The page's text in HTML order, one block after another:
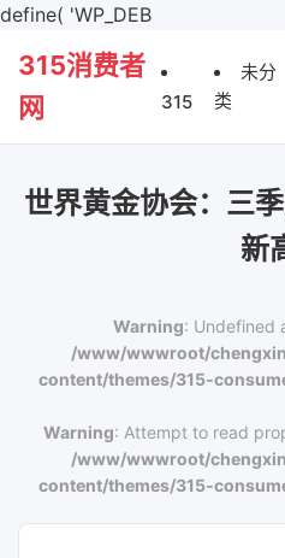
define( 'WP_DEB
315消费者
网
315
未分
类
世界黄金协会：三
新
Warning: Undefined
/www/wwwroot/
content/themes/315-
Warning: Attempt to read
/www/wwwroot/
content/themes/315-